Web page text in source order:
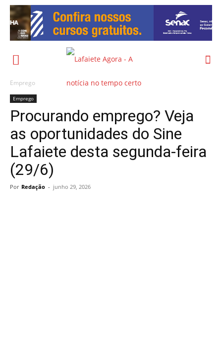
Emprego
Emprego
Procurando emprego? Veja
as oportunidades do Sine
Lafaiete desta segunda-feira
(29/6)
Por Redação - junho 29, 2026